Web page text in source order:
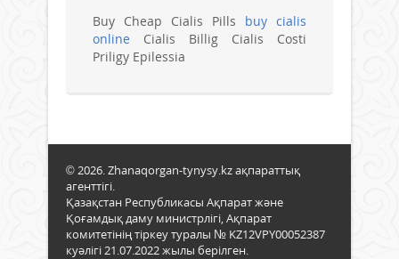
Buy Cheap Cialis Pills buy cialis
online Cialis Billig Cialis Costi
Priligy Epilessia
© 2026. Zhanaqorgan-tynysy.kz ақпараттық
агенттігі.
Қазақстан Республикасы Ақпарат және
Қоғамдық даму министрлігі, Ақпарат
комитетінің тіркеу туралы № KZ12VPY00052387
куәлігі 21.07.2022 жылы берілген.